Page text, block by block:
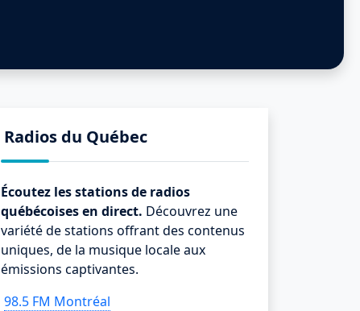
Radios du Québec
Écoutez les stations de radios
québécoises en direct. Découvrez une
variété de stations offrant des contenus
uniques, de la musique locale aux
émissions captivantes.
98.5 FM Montréal